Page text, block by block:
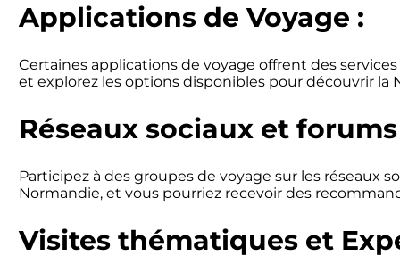
Applications de Voyage :
Certaines applications de voyage offrent des
et explorez les options disponibles pour découvrir la
Réseaux sociaux et
Participez à des groupes de voyage sur les réseaux
Normandie, et vous pourriez recevoir des
Visites thématiques et